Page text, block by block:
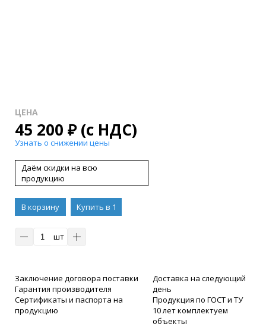
ЦЕНА
45 200 ₽(с НДС)
Узнать о снижении цены
Даём скидки на всю
продукцию
В корзину
Купить в 1
шт
Заключение договора поставки
Гарантия производителя
Сертификаты и паспорта на
продукцию
Доставка на следующий
день
Продукция по ГОСТ и ТУ
10 лет комплектуем
объекты